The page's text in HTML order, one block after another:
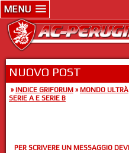
MENU
NUOVO POST
» INDICE GRIFORUM » MONDO ULTRÀ
SERIE A E SERIE B
PER SCRIVERE UN MESSAGGIO